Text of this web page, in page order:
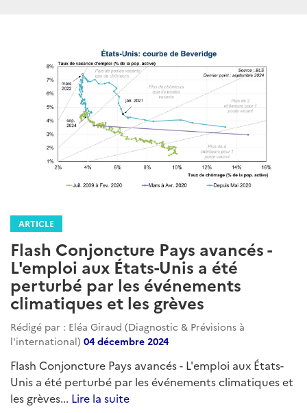
ARTICLE
Flash Conjoncture Pays avancés -
L'emploi aux États-Unis a été
perturbé par les événements
climatiques et les grèves
Rédigé par : Eléa Giraud (Diagnostic & Prévisions à
l'international) 04 décembre 2024
Flash Conjoncture Pays avancés - L'emploi aux États-
Unis a été perturbé par les événements climatiques et
les grèves... Lire la suite